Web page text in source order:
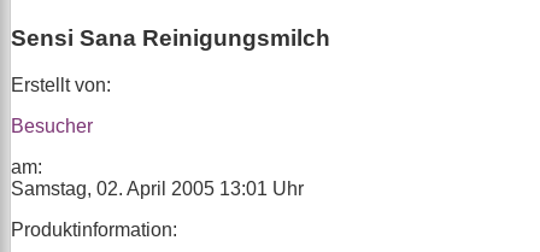
Sensi Sana Reinigungsmilch
Erstellt von:
Besucher
am:
Samstag, 02. April 2005 13:01 Uhr
Produktinformation: